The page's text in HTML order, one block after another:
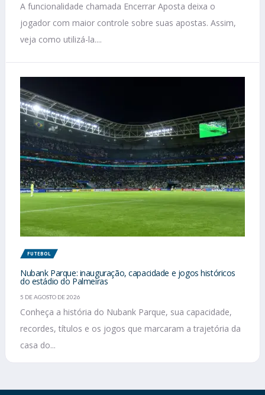
A funcionalidade chamada Encerrar Aposta deixa o
jogador com maior controle sobre suas apostas. Assim,
veja como utilizá-la....
FUTEBOL
Nubank Parque: inauguração, capacidade e jogos históricos
do estádio do Palmeiras
5 DE AGOSTO DE 2026
Conheça a história do Nubank Parque, sua capacidade,
recordes, títulos e os jogos que marcaram a trajetória da
casa do...